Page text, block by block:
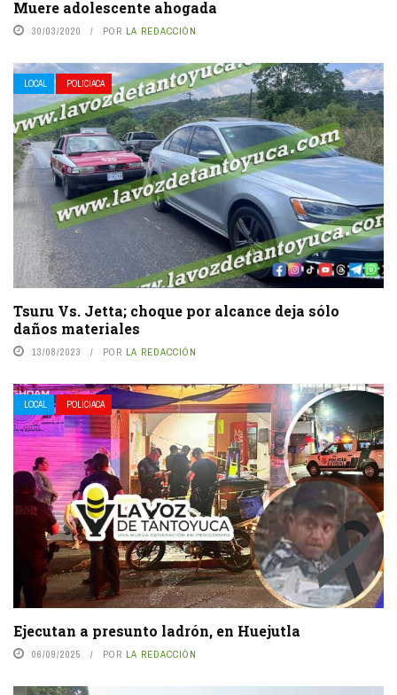
Muere adolescente ahogada
30/03/2020 POR LA REDACCIÓN
LOCAL POLICIACA
Tsuru Vs. Jetta; choque por alcance deja sólo
daños materiales
13/08/2023 POR LA REDACCIÓN
LOCAL POLICIACA
Ejecutan a presunto ladrón, en Huejutla
06/09/2025 POR LA REDACCIÓN